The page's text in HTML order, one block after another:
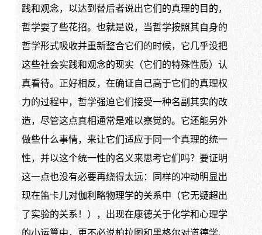
践和观念，以达到替后者说出它们的真理的目的，
哲学耍了些花招。也就是说，当哲学按照其自身的
哲学形式吸收并重新整合它们的时候，它几乎没把
这些社会实践和观念的现实（它们的特殊性质）认
真看待。正好相反，在确证自己高于它们的真理权
力的过程中，哲学强迫它们接受一种名副其实的改
造，尽管这点真相通常是难以察觉的。它还能另外
做些什么事情，来让它们适应于同一个真理的统一
性，并以这个统一性的名义来思考它们吗？要证明
这一点也没有必要再绕得太远：同样的冲动明显出
现在笛卡儿对伽利略物理学的关系中（它无疑超出
了实验的关系！），出现在康德关于化学和心理学
的小运算中，更不必说柏拉图和黑格尔对道德学、